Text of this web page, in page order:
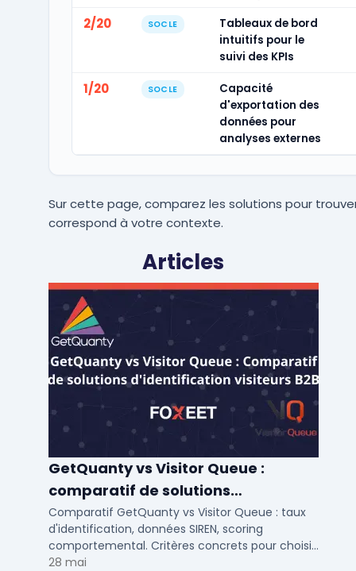
2/20 SOCLE
Tableaux de bord
intuitifs pour le
suivi des KPIs
1/20 SOCLE
Capacité
d'exportation des
données pour
analyses externes
Sur cette page, comparez les solutions pour
correspond à votre contexte.
Articles
GetQuanty vs Visitor Queue :
comparatif de solutions
d'identification visiteurs B2B
Comparatif GetQuanty vs Visitor Queue : taux
d'identification, données SIREN, scoring
comportemental. Critères concrets pour choisir
votre solution de lead generation B2B en PME et
28 mai